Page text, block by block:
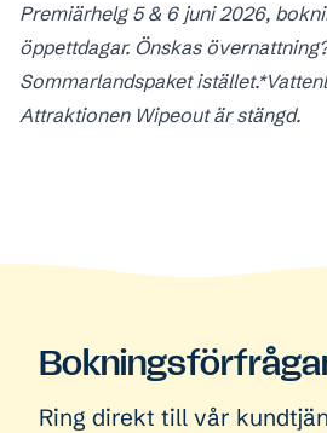
Premiärhelg 5 & 6 juni 2026,
öppettdagar. Önskas
Sommarlandspaket
Attraktionen Wipeout är stängd.
Ring direkt till vår